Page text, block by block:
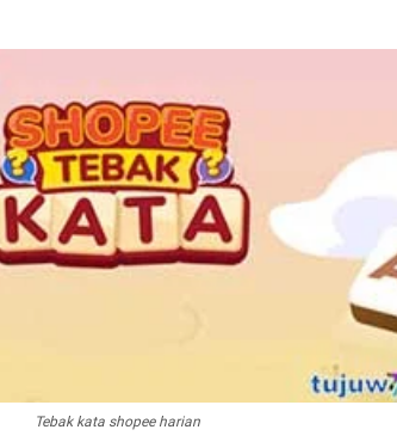
Tebak kata shopee harian